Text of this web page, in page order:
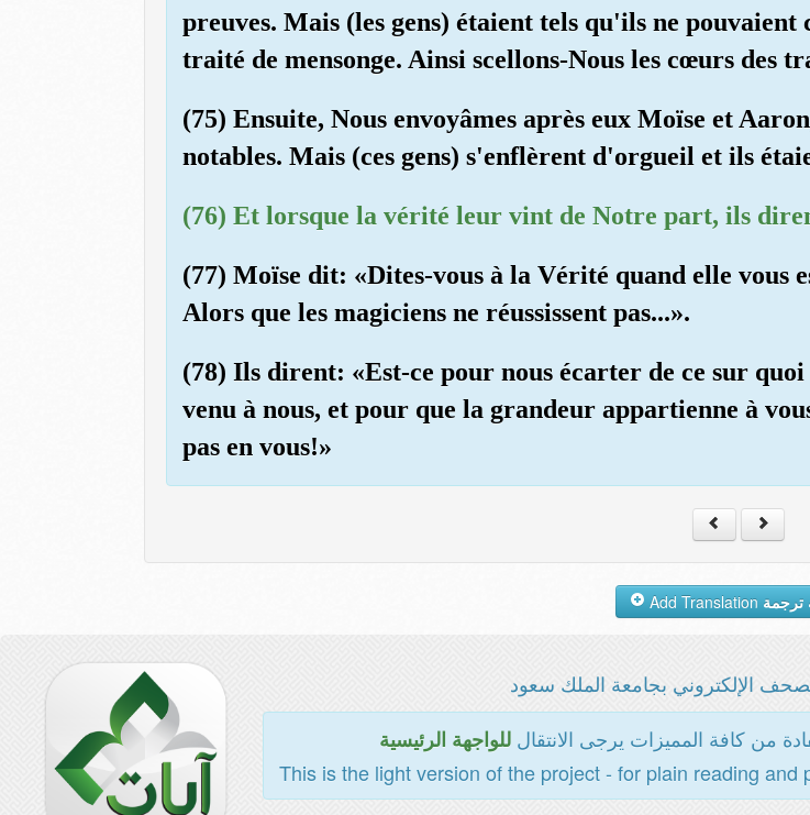
preuves. Mais (les gens) étaient tels qu'ils ne
traité de mensonge. Ainsi scellons-Nous les cœurs des
(75) Ensuite, Nous envoyâmes après eux Moïse et
notables. Mais (ces gens) s'enflèrent d'orgueil et ils
(76) Et lorsque la vérité leur vint de Notre part, ils
(77) Moïse dit: «Dites-vous à la Vérité quand elle vous
Alors que les magiciens ne réussissent pas...».
(78) Ils dirent: «Est-ce pour nous écarter de ce sur
venu à nous, et pour que la grandeur appartienne à
pas en vous!»
ترجمة
الإلكتروني بجامعة الملك سعود
من كافة المميزات يرجى الانتقالللواجهة الرئيسية
This is the light version of the project - for plain reading and